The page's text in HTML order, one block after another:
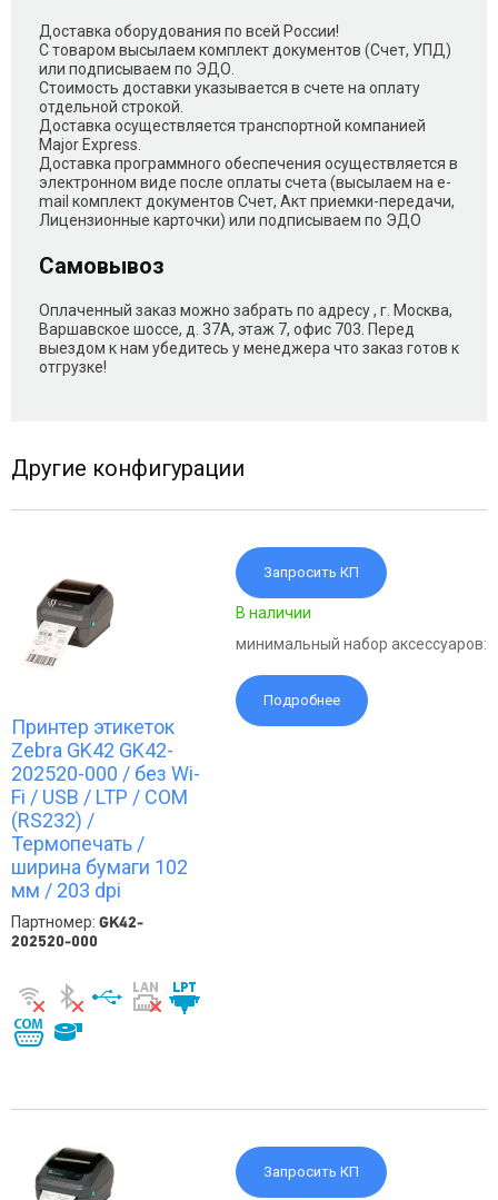
Доставка оборудования по всей России!
С товаром высылаем комплект документов (Счет, УПД)
или подписываем по ЭДО.
Стоимость доставки указывается в счете на оплату
отдельной строкой.
Доставка осуществляется транспортной компанией
Major Express.
Доставка программного обеспечения осуществляется в
электронном виде после оплаты счета (высылаем на e-
mail комплект документов Счет, Акт приемки-передачи,
Лицензионные карточки) или подписываем по ЭДО
Самовывоз
Оплаченный заказ можно забрать по адресу , г. Москва,
Варшавское шоссе, д. 37А, этаж 7, офис 703. Перед
выездом к нам убедитесь у менеджера что заказ готов к
отгрузке!
Другие конфигурации
Запросить КП
В наличии
минимальный набор аксессуаров:
Подробнее
Принтер этикеток
Zebra GK42 GK42-
202520-000 / без Wi-
Fi / USB / LTP / COM
(RS232) /
Термопечать /
ширина бумаги 102
мм / 203 dpi
Партномер: GK42-
202520-000
Запросить КП